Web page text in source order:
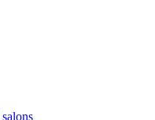
salons